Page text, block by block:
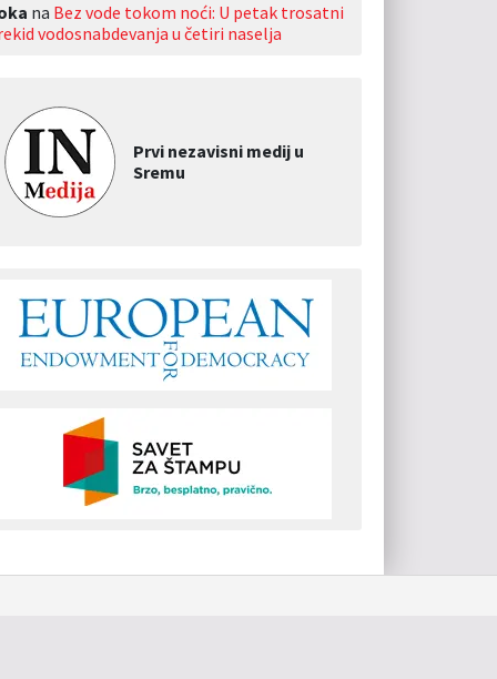
na Bez vode tokom noći: U petak trosatni
vodosnabdevanja u četiri naselja
Prvi nezavisni medij u
Sremu